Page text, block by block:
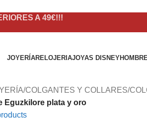
A 49€!!!
JOYERÍARELOJERIAJOYAS DISNEY
/COLGANTES Y COLLARES/
Eguzkilore plata y oro